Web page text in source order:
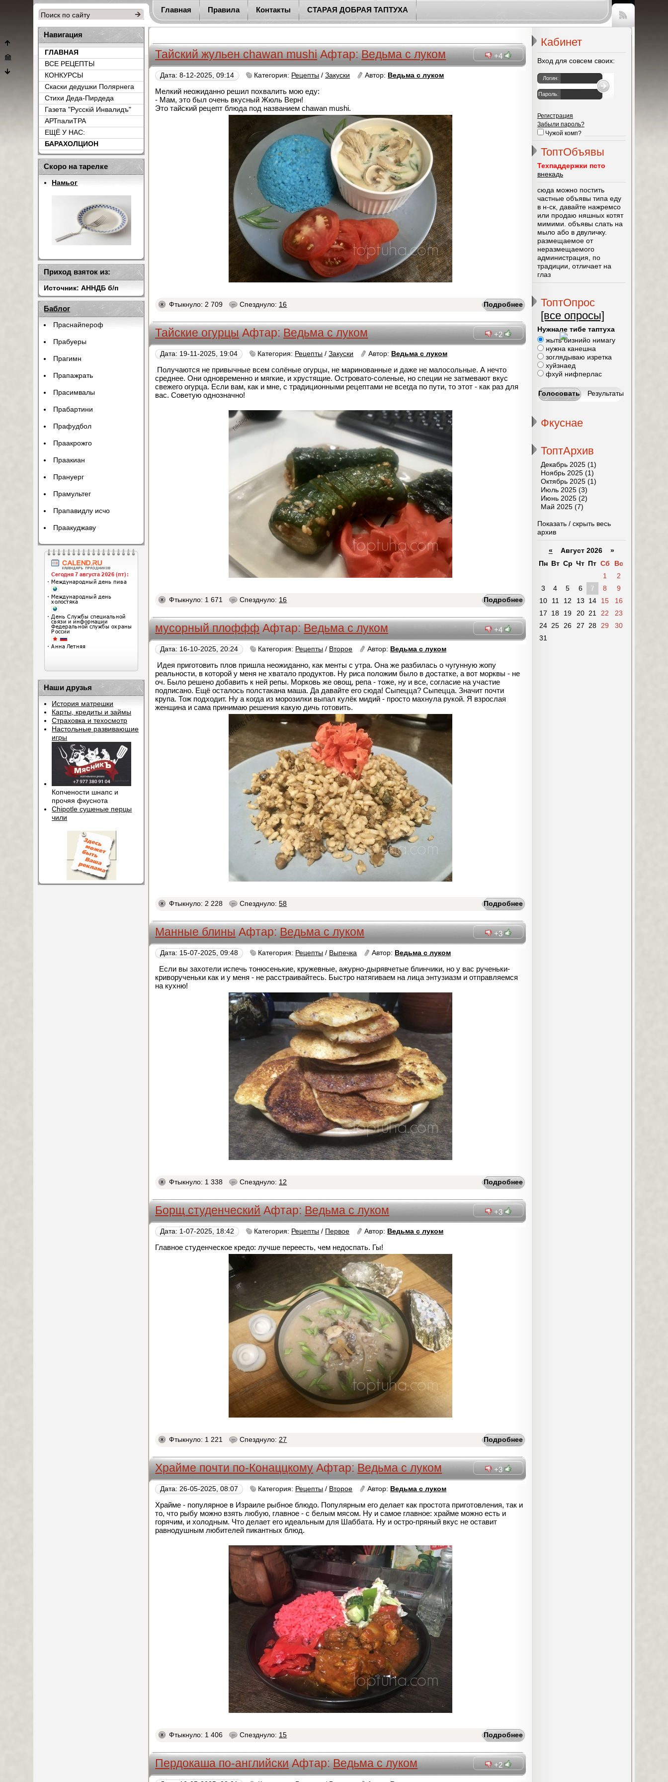
Главная Правила Контакты СТАРАЯ ДОБРАЯ ТАПТУХА
Чтение
+4
Тайский жульен chawan mushi Афтар:Ведьма с луком
Дата: 8-12-2025, 09:14 Категория: Рецепты /Закуски Автор: Ведьма с луком
Мелкий неожиданно решил похвалить мою еду:
- Мам, это был очень вкусный Жюль Верн!
Это тайский рецепт блюда под названием chawan mushi.
Подробнее
Фтыкнуло: 2 709 Спезднуло: 16
+2
Тайские огурцы Афтар:Ведьма с луком
Дата: 19-11-2025, 19:04 Категория: Рецепты /Закуски Автор: Ведьма с луком
Получаются не привычные всем солёные огурцы, не маринованные и даже не малосольные. А нечто
среднее. Они одновременно и мягкие, и хрустящие. Островато-соленые, но специи не затмевают вкус
свежего огурца. Если вам, как и мне, с традиционными рецептами не всегда по пути, то этот - как раз для
вас. Советую однозначно!
Подробнее
Фтыкнуло: 1 671 Спезднуло: 16
+4
мусорный плоффф Афтар:Ведьма с луком
Дата: 16-10-2025, 20:24 Категория: Рецепты / Второе Автор: Ведьма с луком
Идея приготовить плов пришла неожиданно, как менты с утра. Она же разбилась о чугунную жопу
реальности, в которой у меня не хватало продуктов. Ну риса положим было в достатке, а вот морквы - не
оч. Было решено добавить к ней репы. Морковь же овощ, репа - тоже, ну и все, согласие на участие
подписано. Ещё осталось полстакана маша. Да давайте его сюда! Сыпецца? Сыпецца. Значит почти
крупа. Тож подходит. Ну а когда из морозилки выпал кулёк мидий - просто махнула рукой. Я взрослая
женщина и сама принимаю решения какую дичь готовить.
Подробнее
Фтыкнуло: 2 228 Спезднуло:58
+3
Манные блины Афтар:Ведьма с луком
Дата: 15-07-2025, 09:48 Категория: Рецепты / Выпечка Автор: Ведьма с луком
Если вы захотели испечь тонюсенькие, кружевные, ажурно-дырявчетые блинчики, но у вас рученьки-
криворученьки как и у меня - не расстраивайтесь. Быстро натягиваем на лица энтузиазм и отправляемся
на кухню!
Подробнее
Фтыкнуло: 1 338 Спезднуло: 12
+3
Борщ студенческий Афтар:Ведьма с луком
Дата: 1-07-2025, 18:42 Категория: Рецепты / Первое Автор: Ведьма с луком
Главное студенческое кредо: лучше переесть, чем недоспать. Гы!
Подробнее
Фтыкнуло: 1 221 Спезднуло:27
+3
Храйме почти по-Конаццкому Афтар:Ведьма с луком
Дата: 26-05-2025, 08:07 Категория: Рецепты / Второе Автор: Ведьма с луком
Храйме - популярное в Израиле рыбное блюдо. Популярным его делает как простота приготовления, так и
то, что рыбу можно взять любую, главное - с белым мясом. Ну и самое главное: храйме можно есть и
горячим, и холодным. Что делает его идеальным для Шаббата. Ну и остро-пряный вкус не оставит
равнодушным любителей пикантных блюд.
Подробнее
Фтыкнуло: 1 406 Спезднуло: 15
+2
Пердокаша по-английски Афтар:Ведьма с луком
Кабинет
Вход для совсем своих:
Логин:
Пароль:
Регистрация
Забыли пароль?
Чужой комп?
ТоптОбъявы
Техпаддержки псто
внекадь
сюда можно постить
частные объявы типа еду
в н-ск, давайте нажремсо
или продаю няшных котят
мимими. объявы слать на
мыло або в двуличку.
размещаемое от
неразмещаемого
администрация, по
традиции, отличает на
глаз
ТоптОпрос
[все опросы]
Нужнале тибе таптуха
жыть бизнийо нимагу
нужна канешна
зоглядываю изретка
хуйзнаед
фхуй нифперлас
Фкуснае
ТоптАрхив
Декабрь 2025 (1)
Ноябрь 2025 (1)
Октябрь 2025 (1)
Июль 2025 (3)
Июнь 2025 (2)
Май 2025 (7)
Показать / скрыть весь
архив
« Август 2026 »
Пн Вт Ср Чт Пт Сб
Вс
1
2
3
4 5 6 7 8
9
10
11 12 13 14 15
16
17
18 19 20 21 22
23
24 25 26 27 28 29
30
31
Навигация
ГЛАВНАЯ
ВСЕ РЕЦЕПТЫ
КОНКУРСЫ
Скаски дедушки Полярнега
Стихи Деда-Пирдеда
Газета "Русскiй Инвалидъ"
АРТпалиТРА
ЕЩЁ У НАС:
БАРАХОЛЦИОН
{count_categ_22}
Скоро на тарелке
Намьог
Приход взяток из:
Источник: АННДБ б/п
Баблог
Праснайпероф
Прабуеры
Прагимн
Прапажрать
Прасимвалы
Прабартини
Прафудбол
Праакрожго
Праакиан
Прануерг
Прамультег
Прапавидлу исчо
Праакуджаву
Наши друзья
История матрешки
Карты, кредиты и займы
Страховка и техосмотр
Настольные развивающие
игры
Копчености шнапс и
прочяя фкуснота
Chipotle сушеные перцы
чили